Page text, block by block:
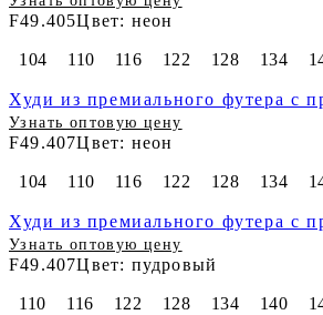
F49.405Цвет: неон
104 110 116 122 128 134
Худи из премиального футера с
Узнать оптовую цену
F49.407Цвет: неон
104 110 116 122 128 134
Худи из премиального футера с
Узнать оптовую цену
F49.407Цвет: пудровый
110 116 122 128 134 140